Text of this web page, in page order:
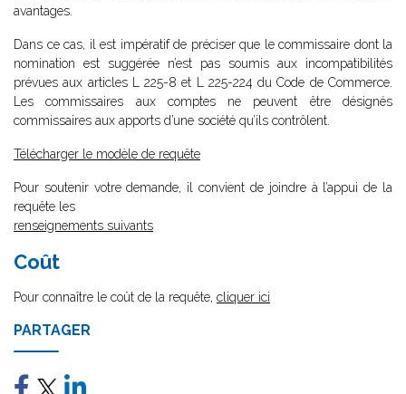
avantages.
Dans ce cas, il est impératif de préciser que le commissaire dont la
nomination est suggérée n’est pas soumis aux incompatibilités
prévues aux articles L 225-8 et L 225-224 du Code de Commerce.
Les commissaires aux comptes ne peuvent être désignés
commissaires aux apports d’une société qu’ils contrôlent.
Télécharger le modèle de requête
Pour soutenir votre demande, il convient de joindre à l’appui de la
requête les
renseignements suivants
Coût
Pour connaître le coût de la requête, cliquer ici
PARTAGER